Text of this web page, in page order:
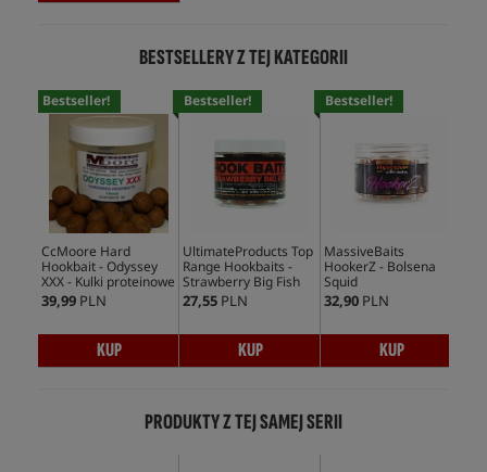
BESTSELLERY Z TEJ KATEGORII
Bestseller!
CcMoore Hard
Hookbait - Odyssey
XXX - Kulki proteinowe
39,99 PLN
KUP
Bestseller!
UltimateProducts Top
Range Hookbaits -
Strawberry Big Fish
27,55 PLN
KUP
Bestseller!
MassiveBaits
HookerZ - Bolsena
Squid
32,90 PLN
KUP
PRODUKTY Z TEJ SAMEJ SERII